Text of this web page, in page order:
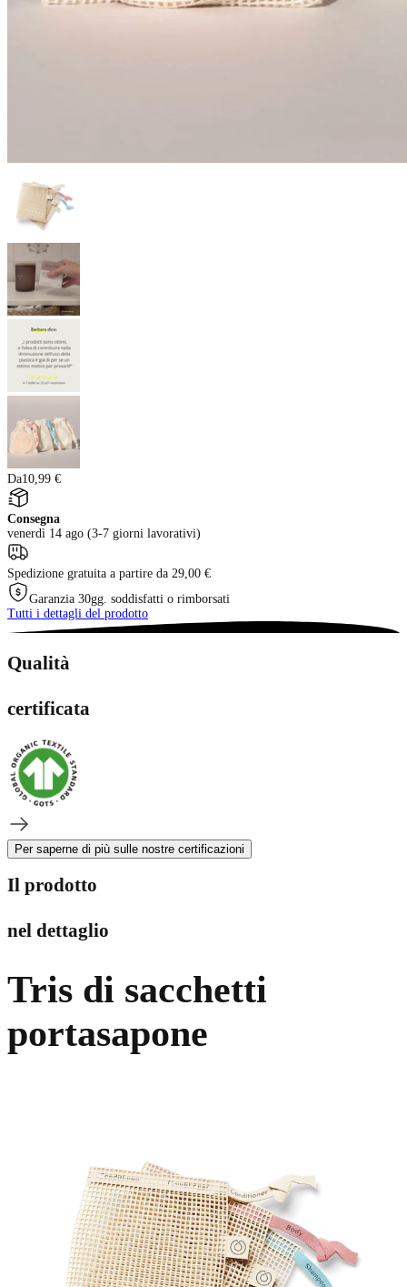
Da10,99 €
Consegna
venerdì 14 ago (3-7 giorni lavorativi)
Spedizione gratuita a partire da 29,00 €
Garanzia 30gg. soddisfatti o rimborsati
Tutti i dettagli del prodotto
Qualità
certificata
Per saperne di più sulle nostre certificazioni
Il prodotto
nel dettaglio
Tris di sacchetti
portasapone